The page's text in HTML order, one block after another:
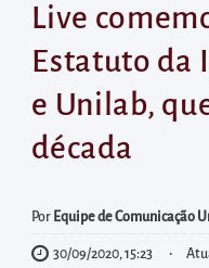
Acessar
diretamente
menu
principal
diretamente
à
Live
Estatuto da
e Unilab,
década
Por Equipe de Comunicação
30/09/2020, 15:23